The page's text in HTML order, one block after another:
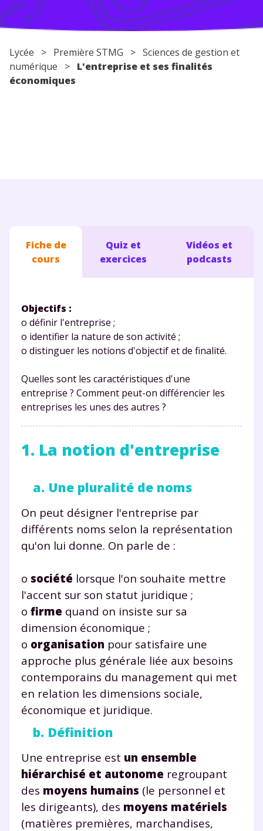
Conseils pour les parents
Lycée > Première STMG > Sciences de gestion et
numérique > L'entreprise et ses finalités
économiques
Fiche de
cours
Quiz et
exercices
Vidéos et
podcasts
Objectifs :
o définir l'entreprise ;
o identifier la nature de son activité ;
o distinguer les notions d'objectif et de finalité.
Quelles sont les caractéristiques d'une
entreprise ? Comment peut-on différencier les
entreprises les unes des autres ?
1. La notion d'entreprise
a. Une pluralité de noms
On peut désigner l'entreprise par
différents noms selon la représentation
qu'on lui donne. On parle de :
o société lorsque l'on souhaite mettre
l'accent sur son statut juridique ;
o firme quand on insiste sur sa
dimension économique ;
o organisation pour satisfaire une
approche plus générale liée aux besoins
contemporains du management qui met
en relation les dimensions sociale,
économique et juridique.
b. Définition
Une entreprise est un ensemble
hiérarchisé et autonome regroupant
des moyens humains (le personnel et
les dirigeants), des moyens matériels
(matières premières, marchandises,